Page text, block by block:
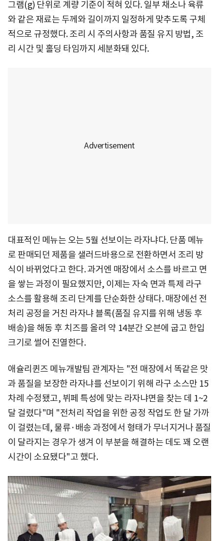
그램(g) 단위로 계량 기준이 적혀 있다. 일부 채소나 육류
와 같은 재료는 두께와 길이까지 일정하게 맞추도록 구체
적으로 규정했다. 조리 시 주의사항과 품질 유지 방법, 조
리 시간 및 홀딩 타임까지 세분화돼 있다.
대표적인 메뉴는 오는 5월 선보이는 라자냐다. 단품 메뉴
로 판매되던 제품을 샐러드바용으로 전환하면서 조리 방
식이 바뀌었다고 한다. 과거엔 매장에서 소스를 바르고 면
을 쌓는 과정이 필요했지만, 이제는 자숙 면과 특제 라구
소스를 활용해 조리 단계를 단순화한 상태다. 매장에선 전
처리 공정을 거친 라자냐 블록(품질 유지를 위해 냉동 후
배송)을 해동 후 치즈를 올려 약 14분간 오븐에 굽고 한입
크기로 썰어 진열한다.
애슐리퀸즈 메뉴개발팀 관계자는 "전 매장에서 똑같은 맛
과 품질을 보장한 라자냐를 선보이기 위해 라구 소스만 15
차례 수정됐고, 뷔페 특성에 맞는 라자냐면을 찾는 데 1~2
달 걸렸다"며 "전처리 작업을 위한 공정 작업도 한 달 가까
이 걸렸는데, 물류·배송 과정에서 형태가 무너지거나 품질
이 달라지는 경우가 생겨 이 부분을 해결하는 데도 꽤 오랜
시간이 소요됐다"고 했다.